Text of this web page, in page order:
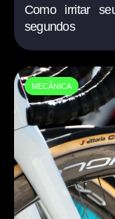
Como irritar
segundos
MECÂNICA